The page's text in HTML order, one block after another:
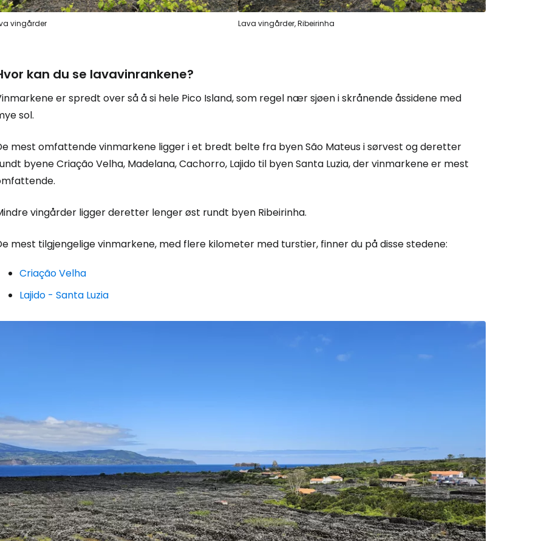
vingårder Lava vingårder, Ribeirinha
kan du se lavavinrankene?
er spredt over så å si hele Pico Island, som regel nær sjøen i skrånende åssidene med
sol.
mest omfattende vinmarkene ligger i et bredt belte fra byen São Mateus i sørvest og deretter
byene Criação Velha, Madelana, Cachorro, Lajido til byen Santa Luzia, der vinmarkene er mest
vingårder ligger deretter lenger øst rundt byen Ribeirinha.
mest tilgjengelige vinmarkene, med flere kilometer med turstier, finner du på disse stedene:
Criação Velha
Lajido - Santa Luzia